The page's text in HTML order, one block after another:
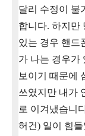
달리 수정이 불
합니다. 하지만
있는 경우 핸드
가 나는 경우가
보이기 때문에
쓰였지만 내가
로 이겨냈습니
허건) 일이 힘